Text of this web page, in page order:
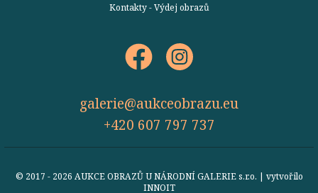
Kontakty - Výdej obrazů
galerie@aukceobrazu.eu
+420 607 797 737
© 2017 - 2026 AUKCE OBRAZŮ U NÁRODNÍ GALERIE s.r.o. | vytvořilo
INNOIT